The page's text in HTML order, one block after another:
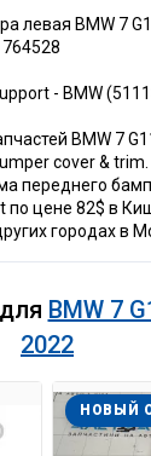
левая BMW 7
- BMW
BMW 7
cover & trim.
переднего
по цене 82$ в
городах в
BMW 7
2022
НОВЫЙ